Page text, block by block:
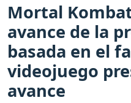
Mortal
avance de la
basada en el
videojuego
avance